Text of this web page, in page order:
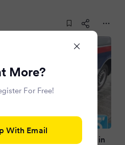
Neuling kracht in
More?
For Free!
With Email